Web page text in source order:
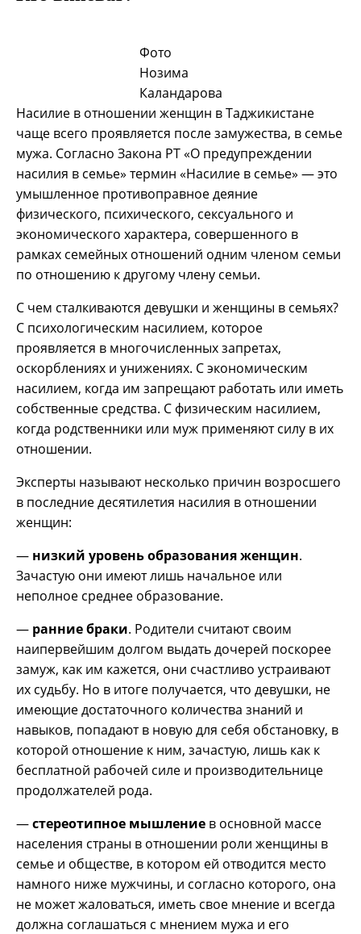
Фото
Нозима
Каландарова
Насилие в отношении женщин в Таджикистане
чаще всего проявляется после замужества, в семье
мужа. Согласно Закона РТ «О предупреждении
насилия в семье» термин «Насилие в семье» — это
умышленное противоправное деяние
физического, психического, сексуального и
экономического характера, совершенного в
рамках семейных отношений одним членом семьи
по отношению к другому члену семьи.
С чем сталкиваются девушки и женщины в семьях?
С психологическим насилием, которое
проявляется в многочисленных запретах,
оскорблениях и унижениях. С экономическим
насилием, когда им запрещают работать или иметь
собственные средства. С физическим насилием,
когда родственники или муж применяют силу в их
отношении.
Эксперты называют несколько причин возросшего
в последние десятилетия насилия в отношении
женщин:
— низкий уровень образования женщин.
Зачастую они имеют лишь начальное или
неполное среднее образование.
— ранние браки. Родители считают своим
наипервейшим долгом выдать дочерей поскорее
замуж, как им кажется, они счастливо устраивают
их судьбу. Но в итоге получается, что девушки, не
имеющие достаточного количества знаний и
навыков, попадают в новую для себя обстановку, в
которой отношение к ним, зачастую, лишь как к
бесплатной рабочей силе и производительнице
продолжателей рода.
—стереотипное мышление в основной массе
населения страны в отношении роли женщины в
семье и обществе, в котором ей отводится место
намного ниже мужчины, и согласно которого, она
не может жаловаться, иметь свое мнение и всегда
должна соглашаться с мнением мужа и его